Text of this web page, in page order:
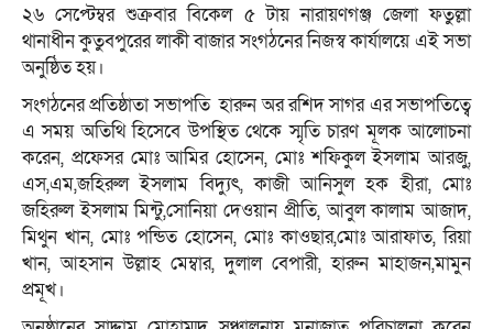
২৬ সেপ্টেম্বর শুক্রবার বিকেল ৫ টায় নারায়ণগঞ্জ জেলা ফতুল্লা
থানাধীন কুতুবপুরের লাকী বাজার সংগঠনের নিজস্ব কার্যালয়ে এই সভা
অনুষ্ঠিত হয়।
সংগঠনের প্রতিষ্ঠাতা সভাপতি হারুন অর রশিদ সাগর এর সভাপতিত্বে
এ সময় অতিথি হিসেবে উপস্থিত থেকে স্মৃতি চারণ মূলক আলোচনা
করেন, প্রফেসর মোঃ আমির হোসেন, মোঃ শফিকুল ইসলাম আরজু,
এস,এম,জহিরুল ইসলাম বিদ্যুৎ, কাজী আনিসুল হক হীরা, মোঃ
জহিরুল ইসলাম মিন্টু,সোনিয়া দেওয়ান প্রীতি, আবুল কালাম আজাদ,
মিথুন খান, মোঃ পন্ডিত হোসেন, মোঃ কাওছার,মোঃ আরাফাত, রিয়া
খান, আহসান উল্লাহ মেম্বার, দুলাল বেপারী, হারুন মাহাজন,মামুন
প্রমূখ।